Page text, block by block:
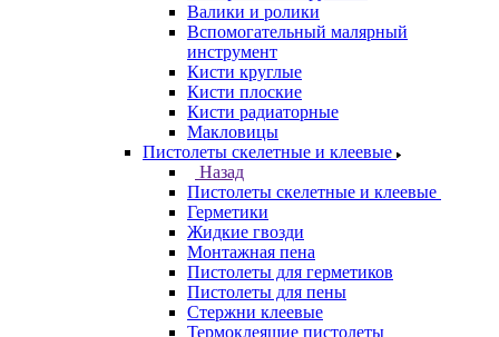
Валики и ролики
Вспомогательный малярный
инструмент
Кисти круглые
Кисти плоские
Кисти радиаторные
Макловицы
Пистолеты скелетные и клеевые
Назад
Пистолеты скелетные и клеевые
Герметики
Жидкие гвозди
Монтажная пена
Пистолеты для герметиков
Пистолеты для пены
Стержни клеевые
Термоклеящие пистолеты